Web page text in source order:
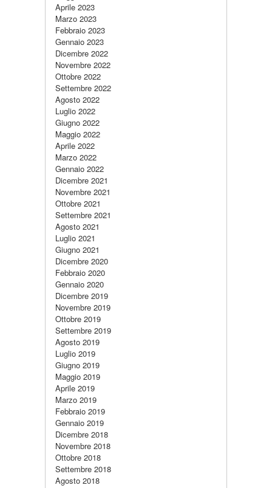
Aprile 2023
Marzo 2023
Febbraio 2023
Gennaio 2023
Dicembre 2022
Novembre 2022
Ottobre 2022
Settembre 2022
Agosto 2022
Luglio 2022
Giugno 2022
Maggio 2022
Aprile 2022
Marzo 2022
Gennaio 2022
Dicembre 2021
Novembre 2021
Ottobre 2021
Settembre 2021
Agosto 2021
Luglio 2021
Giugno 2021
Dicembre 2020
Febbraio 2020
Gennaio 2020
Dicembre 2019
Novembre 2019
Ottobre 2019
Settembre 2019
Agosto 2019
Luglio 2019
Giugno 2019
Maggio 2019
Aprile 2019
Marzo 2019
Febbraio 2019
Gennaio 2019
Dicembre 2018
Novembre 2018
Ottobre 2018
Settembre 2018
Agosto 2018